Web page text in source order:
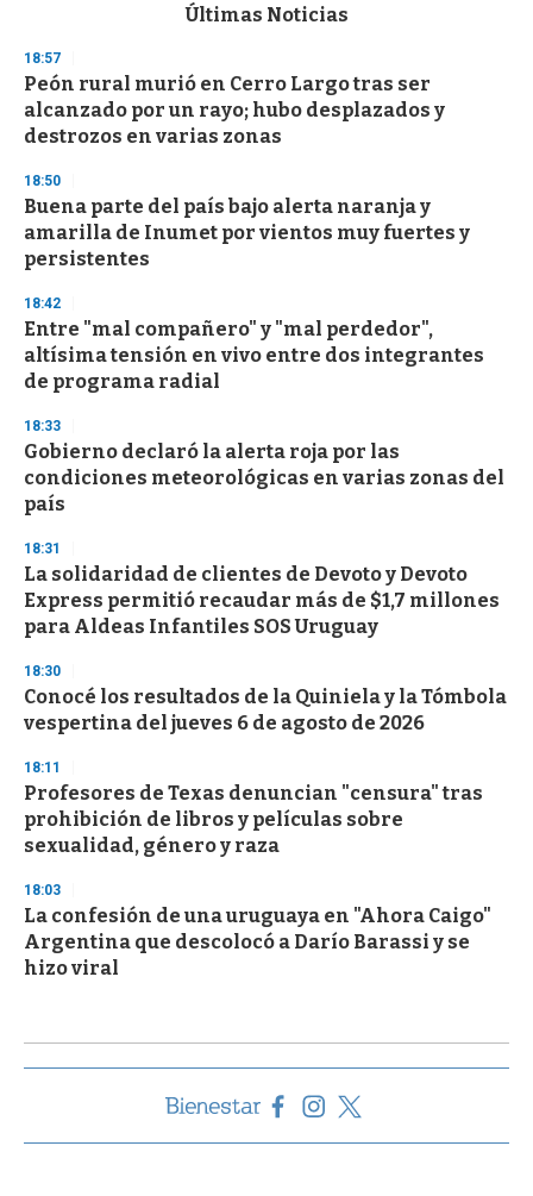
d
s
o
f
3
s
e
c
o
n
d
Últimas Noticias
18:57
Peón rural murió en Cerro Largo tras ser
alcanzado por un rayo; hubo desplazados y
destrozos en varias zonas
18:50
Buena parte del país bajo alerta naranja y
amarilla de Inumet por vientos muy fuertes y
persistentes
18:42
Entre "mal compañero" y "mal perdedor",
altísima tensión en vivo entre dos integrantes
de programa radial
18:33
Gobierno declaró la alerta roja por las
condiciones meteorológicas en varias zonas del
país
18:31
La solidaridad de clientes de Devoto y Devoto
Express permitió recaudar más de $1,7 millones
para Aldeas Infantiles SOS Uruguay
18:30
Conocé los resultados de la Quiniela y la Tómbola
vespertina del jueves 6 de agosto de 2026
18:11
Profesores de Texas denuncian "censura" tras
prohibición de libros y películas sobre
sexualidad, género y raza
18:03
La confesión de una uruguaya en "Ahora Caigo"
Argentina que descolocó a Darío Barassi y se
hizo viral